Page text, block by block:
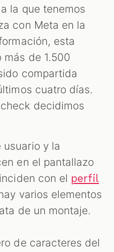
la que tenemos
con Meta en la
esta
de 1.500
compartida
cuatro días.
decidimos
usuario y la
en el pantallazo
con el perfil
varios elementos
de un montaje.
de caracteres del